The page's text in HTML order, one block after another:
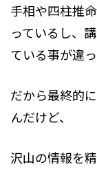
手相や四柱推
っているし、
ている事が違
だから最終的
んだけど、
沢山の情報を